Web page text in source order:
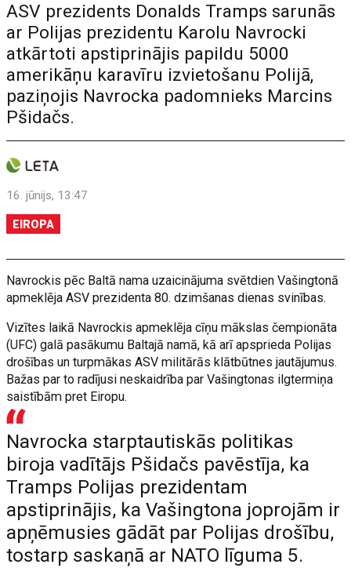
ASV prezidents Donalds Tramps sarunās
ar Polijas prezidentu Karolu Navrocki
atkārtoti apstiprinājis papildu 5000
amerikāņu karavīru izvietošanu Polijā,
paziņojis Navrocka padomnieks Marcins
Pšidačs.
16. jūnijs, 13:47
EIROPA
Navrockis pēc Baltā nama uzaicinājuma svētdien Vašingtonā
apmeklēja ASV prezidenta 80. dzimšanas dienas svinības.
Vizītes laikā Navrockis apmeklēja cīņu mākslas čempionāta
(UFC) galā pasākumu Baltajā namā, kā arī apsprieda Polijas
drošības un turpmākas ASV militārās klātbūtnes jautājumus.
Bažas par to radījusi neskaidrība par Vašingtonas ilgtermiņa
saistībām pret Eiropu.
Navrocka starptautiskās politikas
biroja vadītājs Pšidačs pavēstīja, ka
Tramps Polijas prezidentam
apstiprinājis, ka Vašingtona joprojām ir
apņēmusies gādāt par Polijas drošību,
tostarp saskaņā ar NATO līguma 5.